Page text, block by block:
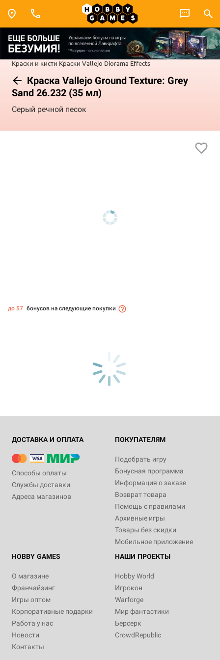
Краски и кисти Краски Vallejo Diorama Effects
Краска Vallejo Ground Texture: Grey
Sand 26.232 (35 мл)
Серый речной песок
до 57 бонусов на следующие покупки
ДОСТАВКА И ОПЛАТА
Способы оплаты
Службы доставки
Адреса магазинов
ПОКУПАТЕЛЯМ
Подобрать игру
Бонусная программа
Информация о заказе
Возврат товара
Помощь с правилами
Архивные игры
Товары без скидки
Мобильное приложение
HOBBY GAMES
О магазине
Франчайзинг
Игры оптом
Корпоративные подарки
Работа у нас
Новости
Контакты
НАШИ ПРОЕКТЫ
Hobby World
Игрокон
Warforge
Мир фантастики
Берсерк
CrowdRepublic